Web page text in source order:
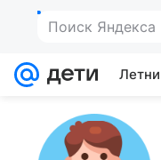
Поиск Яндекса